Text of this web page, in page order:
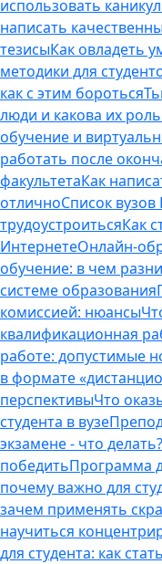
использовать
написать
тезисыКак овладеть
методики для
как с этим бороться
люди и какова их
обучение и
работать после
факультетаКак
отличноСписок
трудоустроитьсяКак
ИнтернетеОнлайн-
обучение: в чем
системе образования
комиссией: нюансы
квалификационная
работе: допустимые
в формате
перспективыЧто
студента в вузе
экзамене - что делать?
победитьПрограмма
почему важно для
зачем применять
научиться
для студента: как